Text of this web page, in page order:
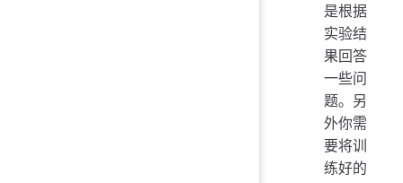
是根据
实验结
果回答
一些问
题。另
外你需
要将训
练好的